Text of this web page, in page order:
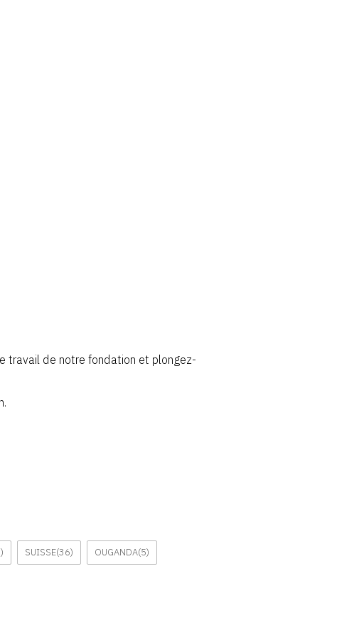
travail de notre fondation et plongez-
SUISSE(36) OUGANDA(5)